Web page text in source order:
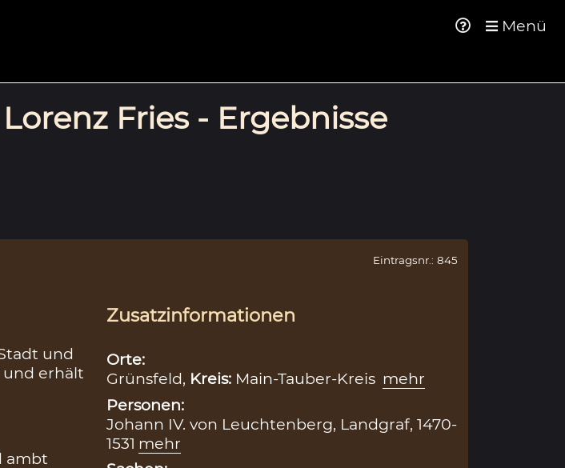
Menü
Fries - Ergebnisse
und
erhält
ambt
Eintragsnr.: 845
Zusatzinformationen
Orte:
Grünsfeld, Kreis: Main-Tauber-Kreis mehr
Personen:
Johann IV. von Leuchtenberg, Landgraf, 1470-
1531 mehr